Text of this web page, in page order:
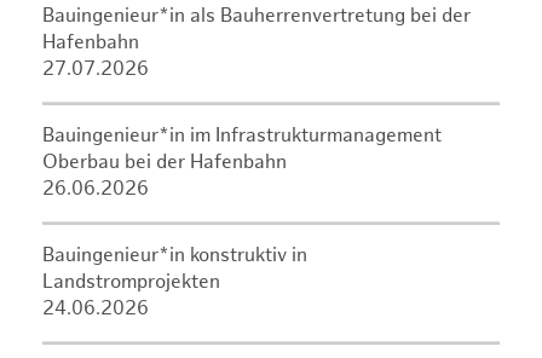
Bauingenieur*in als Bauherrenvertretung bei der
Hafenbahn
27.07.2026
Bauingenieur*in im Infrastrukturmanagement
Oberbau bei der Hafenbahn
26.06.2026
Bauingenieur*in konstruktiv in
Landstromprojekten
24.06.2026